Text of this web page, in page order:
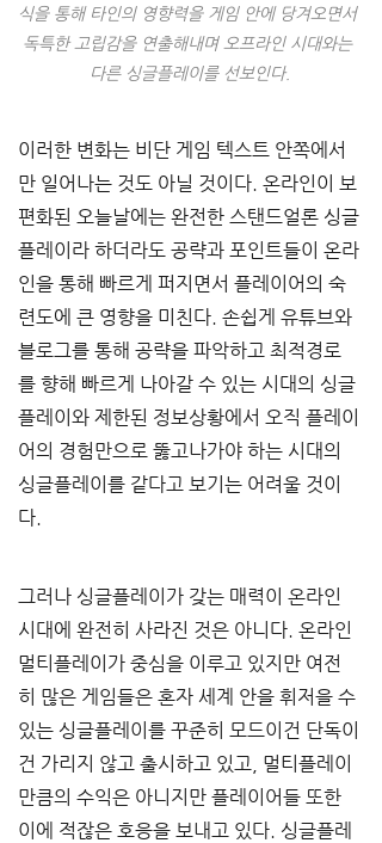
식을 통해 타인의 영향력을 게임 안에 당겨오면서
독특한 고립감을 연출해내며 오프라인 시대와는
다른 싱글플레이를 선보인다.
이러한 변화는 비단 게임 텍스트 안쪽에서
만 일어나는 것도 아닐 것이다. 온라인이 보
편화된 오늘날에는 완전한 스탠드얼론 싱글
플레이라 하더라도 공략과 포인트들이 온라
인을 통해 빠르게 퍼지면서 플레이어의 숙
련도에 큰 영향을 미친다. 손쉽게 유튜브와
블로그를 통해 공략을 파악하고 최적경로
를 향해 빠르게 나아갈 수 있는 시대의 싱글
플레이와 제한된 정보상황에서 오직 플레이
어의 경험만으로 뚫고나가야 하는 시대의
싱글플레이를 같다고 보기는 어려울 것이
다.
그러나 싱글플레이가 갖는 매력이 온라인
시대에 완전히 사라진 것은 아니다. 온라인
멀티플레이가 중심을 이루고 있지만 여전
히 많은 게임들은 혼자 세계 안을 휘저을 수
있는 싱글플레이를 꾸준히 모드이건 단독이
건 가리지 않고 출시하고 있고, 멀티플레이
만큼의 수익은 아니지만 플레이어들 또한
이에 적잖은 호응을 보내고 있다. 싱글플레